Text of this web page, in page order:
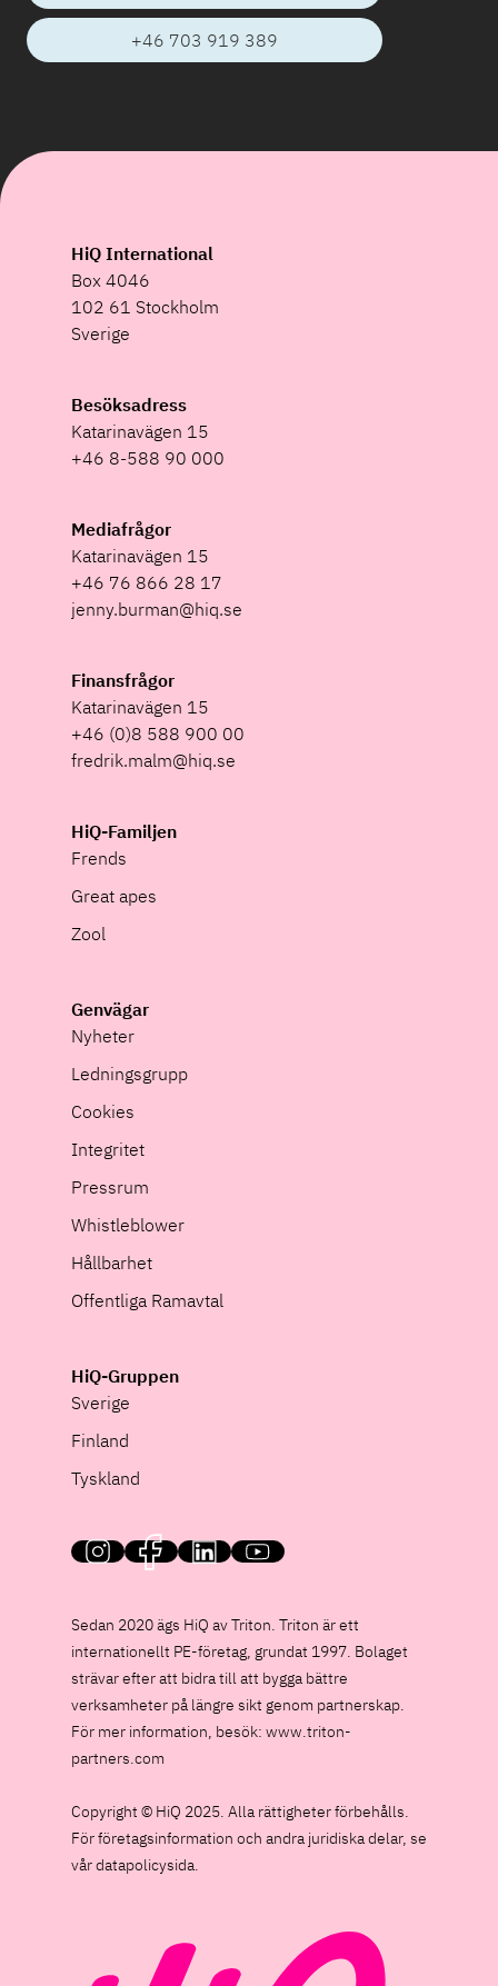
+46 703 919 389
HiQ International
Box 4046
102 61 Stockholm
Sverige
Besöksadress
Katarinavägen 15
+46 8-588 90 000
Mediafrågor
Katarinavägen 15
+46 76 866 28 17
jenny.burman@hiq.se
Finansfrågor
Katarinavägen 15
+46 (0)8 588 900 00
fredrik.malm@hiq.se
HiQ-Familjen
Frends
Great apes
Zool
Genvägar
Nyheter
Ledningsgrupp
Cookies
Integritet
Pressrum
Whistleblower
Hållbarhet
Offentliga Ramavtal
HiQ-Gruppen
Sverige
Finland
Tyskland
HiQ on social media
Sedan 2020 ägs HiQ av Triton. Triton är ett
internationellt PE-företag, grundat 1997. Bolaget
strävar efter att bidra till att bygga bättre
verksamheter på längre sikt genom partnerskap.
För mer information, besök: www.triton-
partners.com
Copyright © HiQ 2025. Alla rättigheter förbehålls.
För företagsinformation och andra juridiska delar, se
vår datapolicysida.